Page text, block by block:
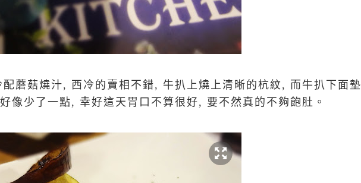
蘑菇燒汁, 西冷的賣相不錯, 牛扒上燒上清晰的杭紋, 而牛扒下面墊
像少了一點, 幸好這天胃口不算很好, 要不然真的不夠飽肚。